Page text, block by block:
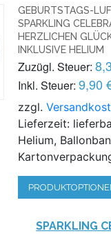
GEBURTSTAGS-
SPARKLING
HERZLICHEN
INKLUSIVE HELIUM
Zuzügl. Steuer:
Inkl. Steuer: 9,90
zzgl.
Lieferzeit:
Helium,
SPARKLING